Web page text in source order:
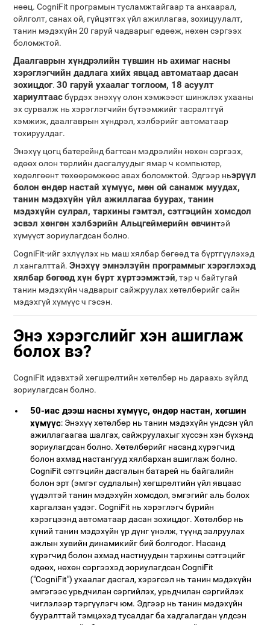
нөөц. CogniFit програмын тусламжтайгаар та анхаарал,
ойлголт, санах ой, гүйцэтгэх үйл ажиллагаа, зохицуулалт,
танин мэдэхүйн 20 гаруй чадварыг өдөөж, нөхөн сэргээх
боломжтой.
Даалгаврын хүндрэлийн түвшин нь ахимаг насны
хэрэглэгчийн дадлага хийх явцад автоматаар дасан
зохицдог.30 гаруй ухаалаг тоглоом, 18 асуулт
хариултаасбүрдэх энэхүү олон хэмжээст шинжлэх ухааны
эх сурвалж нь хэрэглэгчийн бүтээмжийг тасралтгүй
хэмжиж, даалгаврын хүндрэл, хэлбэрийг автоматаар
тохируулдаг.
Энэхүү цогц батерейнд багтсан мэдрэлийн нөхөн сэргээх,
өдөөх олон төрлийн дасгалуудыг ямар ч компьютер,
хөдөлгөөнт төхөөрөмжөөс авах боломжтой. Эдгээр ньэрүүл
болон өндөр настай хүмүүс, мөн ой санамж муудах,
танин мэдэхүйн үйл ажиллагаа буурах, танин
мэдэхүйн сулрал, тархины гэмтэл, сэтгэцийн хомсдол
эсвэл хөнгөн хэлбэрийн Альцгеймерийн өвчинтэй
хүмүүст зориулагдсан болно.
CogniFit-ийг эхлүүлэх нь маш хялбар бөгөөд та бүртгүүлэхэд
л хангалттай.Энэхүү эмнэлзүйн программыг хэрэглэхэд
хялбар бөгөөд хүн бүрт хүртээмжтэй, тэр ч байтугай
танин мэдэхүйн чадварыг сайжруулах хөтөлбөрийг сайн
мэдэхгүй хүмүүс ч гэсэн.
Энэ хэрэгслийг хэн ашиглаж
болох вэ?
CogniFit идэвхтэй хөгшрөлтийн хөтөлбөр нь дараахь зүйлд
зориулагдсан болно.
50-иас дээш насны хүмүүс, өндөр настан, хөгшин
хүмүүс: Энэхүү хөтөлбөр нь танин мэдэхүйн үндсэн үйл
ажиллагаагаа шалгах, сайжруулахыг хүссэн хэн бүхэнд
зориулагдсан болно. Хөтөлбөрийг насанд хүрэгчид
болон ахмад настангууд хялбархан ашиглаж болно.
CogniFit сэтгэцийн дасгалын батарей нь байгалийн
болон эрт (эмгэг судлалын) хөгшрөлтийн үйл явцаас
үүдэлтэй танин мэдэхүйн хомсдол, эмгэгийг аль болох
харгалзан үздэг. CogniFit нь хэрэглэгч бүрийн
хэрэгцээнд автоматаар дасан зохицдог. Хөтөлбөр нь
хүний ​​танин мэдэхүйн үр дүнг үнэлж, түүнд залруулах
ажлын хувийн динамикийг бий болгодог. Насанд
хүрэгчид болон ахмад настнуудын тархины сэтгэцийг
өдөөх, нөхөн сэргээхэд зориулагдсан CogniFit
("CogniFit") ухаалаг дасгал, хэрэгсэл нь танин мэдэхүйн
эмгэгээс урьдчилан сэргийлэх, урьдчилан сэргийлэх
чиглэлээр тэргүүлэгч юм. Эдгээр нь танин мэдэхүйн
бууралттай тэмцэхэд тусалдаг ба хадгалагдан үлдсэн